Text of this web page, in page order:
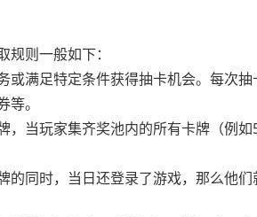
则一般如下：
或满足特定条件获得抽卡机会。每次
。
，当玩家集齐奖池内的所有卡牌（例
的同时，当日还登录了游戏，那么他